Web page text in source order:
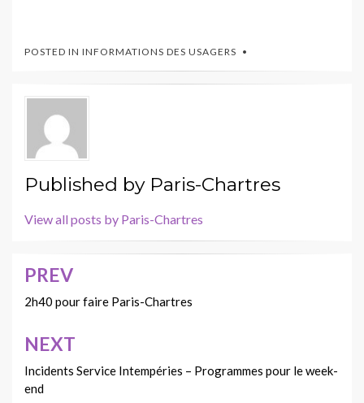
POSTED IN INFORMATIONS DES USAGERS
Published by Paris-Chartres
View all posts by Paris-Chartres
Navigation
de
l’article
PREV
2h40 pour faire Paris-Chartres
NEXT
Incidents Service Intempéries – Programmes pour le week-
end